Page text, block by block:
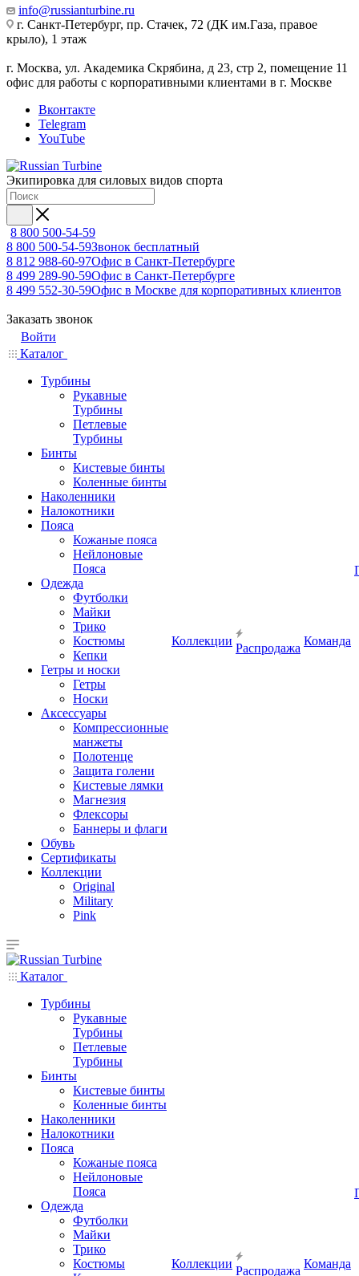
info@russianturbine.ru
г. Санкт-Петербург, пр. Стачек, 72 (ДК им.Газа, правое
крыло), 1 этаж
г. Москва, ул. Академика Скрябина, д 23, стр 2, помещение 11
офис для работы с корпоративными клиентами в г. Москве
Вконтакте
Telegram
YouTube
Экипировка для силовых видов спорта
8 800 500-54-59
8 800 500-54-59Звонок бесплатный
8 812 988-60-97Офис в Санкт-Петербурге
8 499 289-90-59Офис в Санкт-Петербурге
8 499 552-30-59Офис в Москве для корпоративных клиентов
Заказать звонок
Войти
Каталог
Турбины
Рукавные
Турбины
Петлевые
Турбины
Бинты
Кистевые бинты
Коленные бинты
Наколенники
Налокотники
Пояса
Кожаные пояса
Нейлоновые
Пояса
Одежда
Футболки
Майки
Трико
Костюмы
Кепки
Гетры и носки
Гетры
Носки
Аксессуары
Компрессионные
манжеты
Полотенце
Защита голени
Кистевые лямки
Магнезия
Флексоры
Баннеры и флаги
Обувь
Сертификаты
Коллекции
Original
Military
Pink
Коллекции
Распродажа
Команда
Каталог
Турбины
Рукавные
Турбины
Петлевые
Турбины
Бинты
Кистевые бинты
Коленные бинты
Наколенники
Налокотники
Пояса
Кожаные пояса
Нейлоновые
Пояса
Одежда
Футболки
Майки
Трико
Костюмы
Коллекции
Распродажа
Команда